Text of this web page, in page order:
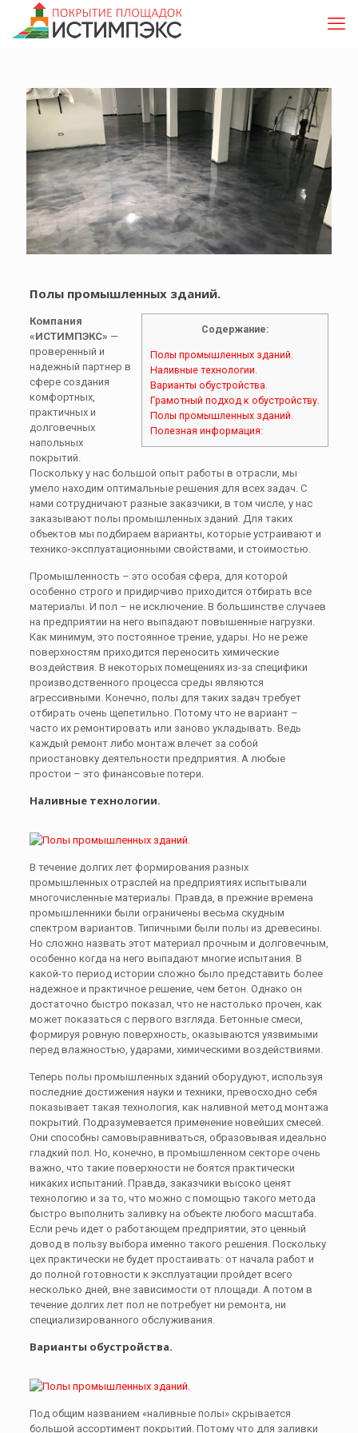
Полы промышленных зданий.
Содержание:
Полы промышленных зданий.
Наливные технологии.
Варианты обустройства.
Грамотный подход к обустройству.
Полы промышленных зданий.
Полезная информация:
Компания
«ИСТИМПЭКС» —
проверенный и
надежный партнер в
сфере создания
комфортных,
практичных и
долговечных
напольных
покрытий.
Поскольку у нас большой опыт работы в отрасли, мы
умело находим оптимальные решения для всех задач. С
нами сотрудничают разные заказчики, в том числе, у нас
заказывают полы промышленных зданий. Для таких
объектов мы подбираем варианты, которые устраивают и
технико-эксплуатационными свойствами, и стоимостью.
Промышленность – это особая сфера, для которой
особенно строго и придирчиво приходится отбирать все
материалы. И пол – не исключение. В большинстве случаев
на предприятии на него выпадают повышенные нагрузки.
Как минимум, это постоянное трение, удары. Но не реже
поверхностям приходится переносить химические
воздействия. В некоторых помещениях из-за специфики
производственного процесса среды являются
агрессивными. Конечно, полы для таких задач требует
отбирать очень щепетильно. Потому что не вариант –
часто их ремонтировать или заново укладывать. Ведь
каждый ремонт либо монтаж влечет за собой
приостановку деятельности предприятия. А любые
простои – это финансовые потери.
Наливные технологии.
В течение долгих лет формирования разных
промышленных отраслей на предприятиях испытывали
многочисленные материалы. Правда, в прежние времена
промышленники были ограничены весьма скудным
спектром вариантов. Типичными были полы из древесины.
Но сложно назвать этот материал прочным и долговечным,
особенно когда на него выпадают многие испытания. В
какой-то период истории сложно было представить более
надежное и практичное решение, чем бетон. Однако он
достаточно быстро показал, что не настолько прочен, как
может показаться с первого взгляда. Бетонные смеси,
формируя ровную поверхность, оказываются уязвимыми
перед влажностью, ударами, химическими воздействиями.
Теперь полы промышленных зданий оборудуют, используя
последние достижения науки и техники, превосходно себя
показывает такая технология, как наливной метод монтажа
покрытий. Подразумевается применение новейших смесей.
Они способны самовыравниваться, образовывая идеально
гладкий пол. Но, конечно, в промышленном секторе очень
важно, что такие поверхности не боятся практически
никаких испытаний. Правда, заказчики высоко ценят
технологию и за то, что можно с помощью такого метода
быстро выполнить заливку на объекте любого масштаба.
Если речь идет о работающем предприятии, это ценный
довод в пользу выбора именно такого решения. Поскольку
цех практически не будет простаивать: от начала работ и
до полной готовности к эксплуатации пройдет всего
несколько дней, вне зависимости от площади. А потом в
течение долгих лет пол не потребует ни ремонта, ни
специализированного обслуживания.
Варианты обустройства.
Под общим названием «наливные полы» скрывается
большой ассортимент покрытий. Потому что для заливки